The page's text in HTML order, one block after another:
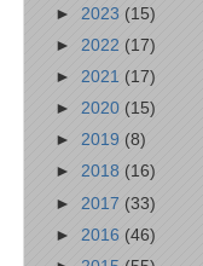
► 2023 (15)
► 2022 (17)
► 2021 (17)
► 2020 (15)
► 2019 (8)
► 2018 (16)
► 2017 (33)
► 2016 (46)